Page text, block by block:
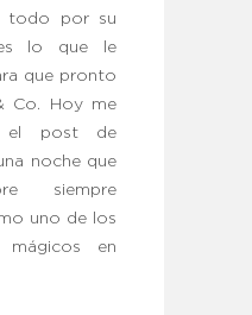
todo por su
lo que le
que pronto
Co. Hoy me
el post de
noche que
siempre
uno de los
mágicos en